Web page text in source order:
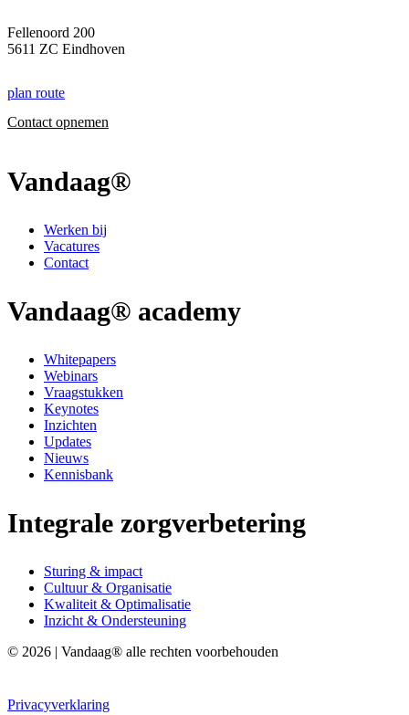
Fellenoord 200
5611 ZC Eindhoven
plan route
Contact opnemen
Vandaag®
Werken bij
Vacatures
Contact
Vandaag® academy
Whitepapers
Webinars
Vraagstukken
Keynotes
Inzichten
Updates
Nieuws
Kennisbank
Integrale zorgverbetering
Sturing & impact
Cultuur & Organisatie
Kwaliteit & Optimalisatie
Inzicht & Ondersteuning
© 2026 | Vandaag® alle rechten voorbehouden
Privacyverklaring